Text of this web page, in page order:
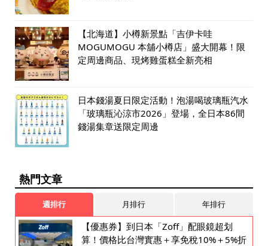
【北海道】小樽新景點「吉伊卡哇
MOGUMOGU 本舖小樽店」盛大開幕！限
定周邊商品、現烤雞蛋糕全新亮相
日本錢湯夏日限定活動！泡湯喝玻璃瓶汽水
「玻璃瓶沁涼市2026」登場，全日本86間
錢湯集章送限定周邊
熱門文章
週排行 月排行 年排行
【優惠券】到日本「Zoff」配眼鏡超划
算！價格比台灣實惠＋享免稅10%＋5%折